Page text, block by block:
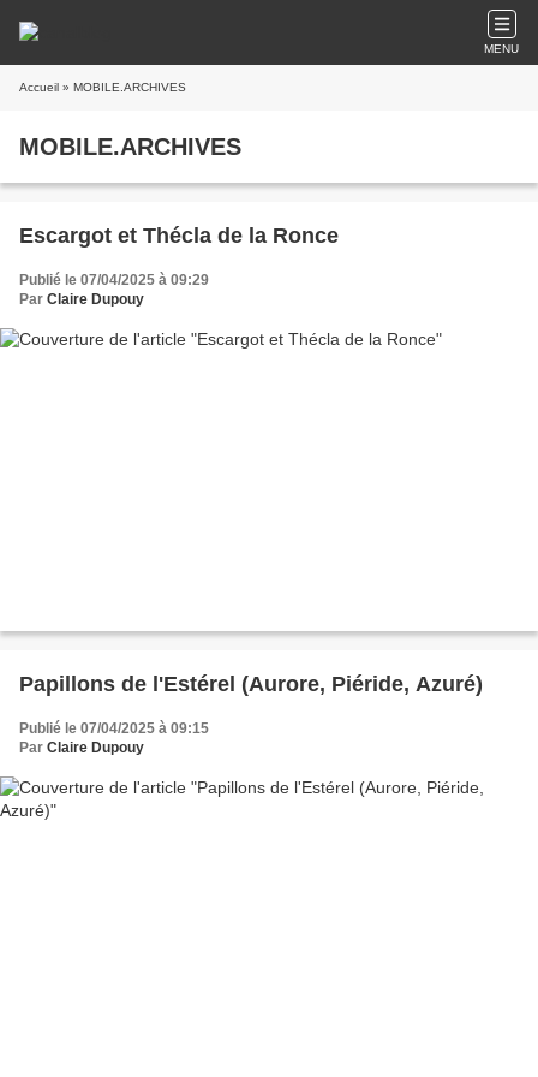
MENU
Accueil » MOBILE.ARCHIVES
MOBILE.ARCHIVES
Escargot et Thécla de la Ronce
Publié le 07/04/2025 à 09:29
Par Claire Dupouy
Papillons de l'Estérel (Aurore, Piéride, Azuré)
Publié le 07/04/2025 à 09:15
Par Claire Dupouy